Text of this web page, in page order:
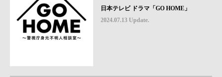
日本テレビ ドラマ「GO HOME」
2024.07.13 Update.